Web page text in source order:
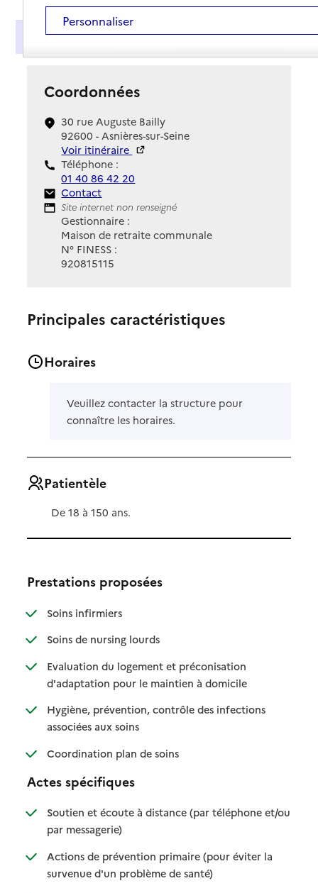
Présentation
Coordonnées
30 rue Auguste Bailly
92600 - Asnières-sur-Seine
Voir itinéraire
Téléphone :
01 40 86 42 20
Contact
Contact
Site Internet
Site internet non renseigné
Gestionnaire :
Maison de retraite communale
N° FINESS :
920815115
Principales caractéristiques
Horaires
Veuillez contacter la structure pour
connaître les horaires.
Patientèle
De 18 à 150 ans.
Prestations proposées
Soins infirmiers: disponible
: non disponible
Soins de nursing lourds: disponible
: non disponible
Evaluation du logement et préconisation
d'adaptation pour le maintien à domicile: disponible
: non disponible
Hygiène, prévention, contrôle des infections
associées aux soins: disponible
: non disponible
Coordination plan de soins: disponible
: non disponible
Actes spécifiques
Soutien et écoute à distance (par téléphone et/ou
par messagerie): disponible
: non disponible
Actions de prévention primaire (pour éviter la
survenue d'un problème de santé): disponible
: non disponible
Personnaliser